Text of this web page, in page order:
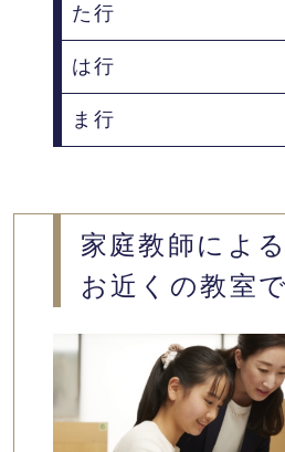
紫波郡矢巾町
た行
滝沢市
は行
花巻市
ま行
家庭教師によ
お近くの教室で